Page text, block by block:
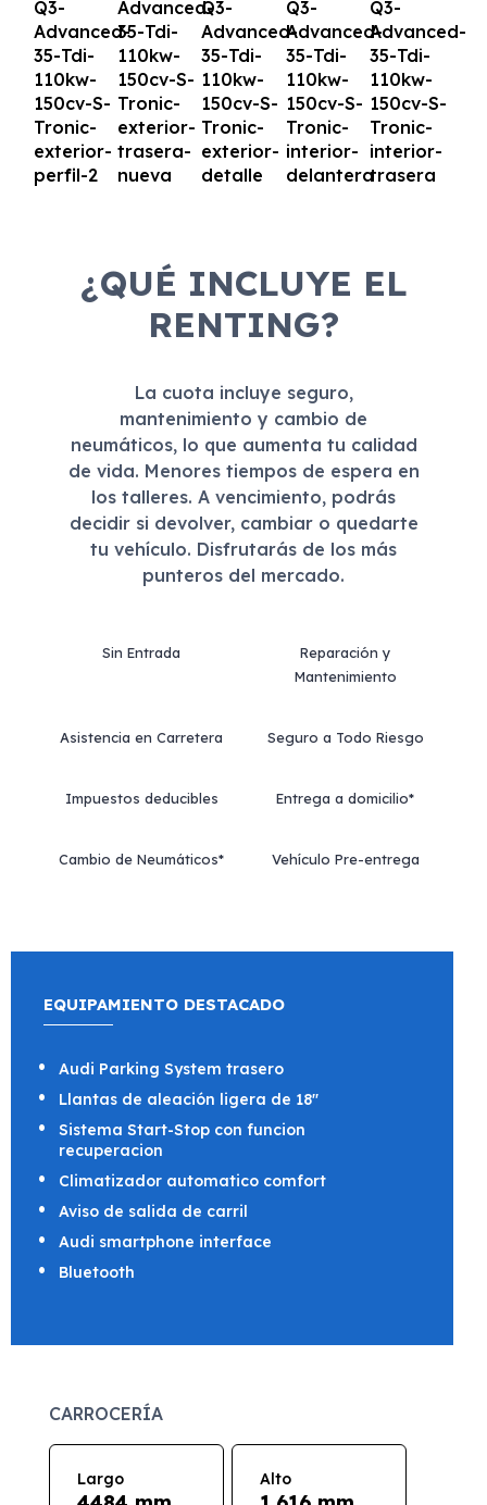
¿QUÉ INCLUYE EL
RENTING?
La cuota incluye seguro,
mantenimiento y cambio de
neumáticos, lo que aumenta tu calidad
de vida. Menores tiempos de espera en
los talleres. A vencimiento, podrás
decidir si devolver, cambiar o quedarte
tu vehículo. Disfrutarás de los más
punteros del mercado.
Sin Entrada
Reparación y
Mantenimiento
Asistencia en Carretera Seguro a Todo Riesgo
Impuestos deducibles Entrega a domicilio*
Cambio de Neumáticos* Vehículo Pre-entrega
EQUIPAMIENTO DESTACADO
Audi Parking System trasero
Llantas de aleación ligera de 18"
Sistema Start-Stop con funcion
recuperacion
Climatizador automatico comfort
Aviso de salida de carril
Audi smartphone interface
Bluetooth
CARROCERÍA
Largo Alto